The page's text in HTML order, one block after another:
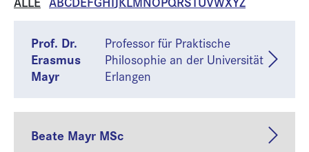
Prof. Dr.
Erasmus
Mayr
Professor für Praktische
Philosophie an der Universität
Erlangen
Beate Mayr MSc